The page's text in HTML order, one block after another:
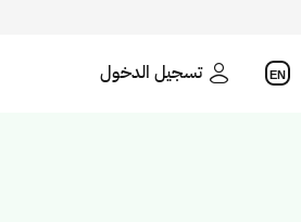
تسجيل الدخول EN